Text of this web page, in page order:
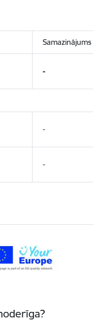
Samazinājums
-
-
-